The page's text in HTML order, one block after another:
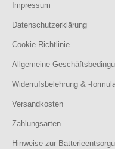
Impressum
Datenschutzerklärung
Cookie-Richtlinie
Allgemeine
Widerrufsbelehrung & -
Versandkosten
Zahlungsarten
Hinweise zur